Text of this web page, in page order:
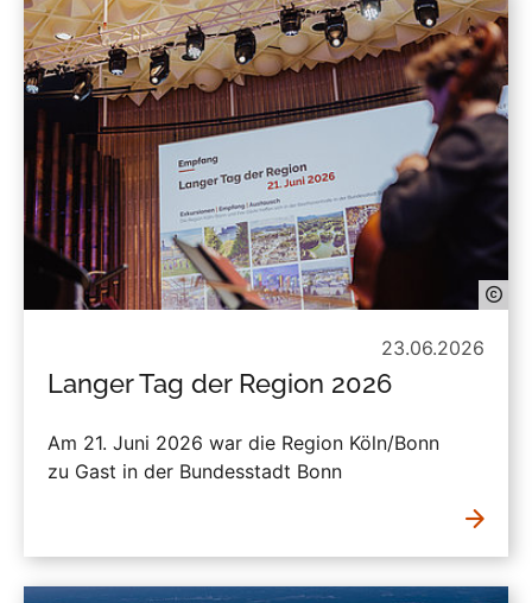
23.06.2026
Langer Tag der Region 2026
Am 21. Juni 2026 war die Region Köln/Bonn
zu Gast in der Bundesstadt Bonn